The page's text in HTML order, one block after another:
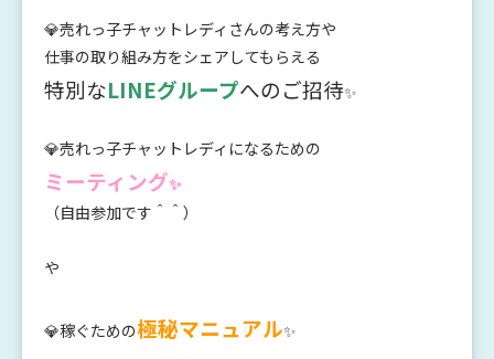
💎売れっ子チャットレディさんの考え方や
仕事の取り組み方をシェアしてもらえる
特別なLINEグループへのご招待✨
💎売れっ子チャットレディになるための
ミーティング✨
（自由参加です＾＾）
や
💎稼ぐための極秘マニュアル✨